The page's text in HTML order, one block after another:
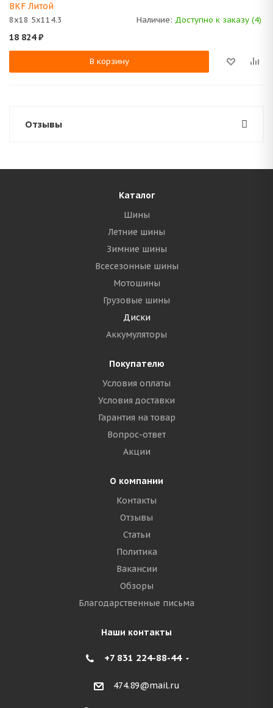
BKF Литой
8x18 5x114.3 Наличие: Доступно к заказу (4)
18 824₽
В корзину
Отзывы
Каталог
Шины
Летние шины
Зимние шины
Всесезонные шины
Мотошины
Грузовые шины
Диски
Аккумуляторы
Покупателю
Условия оплаты
Условия доставки
Гарантия на товар
Вопрос-ответ
Акции
О компании
Контакты
Отзывы
Статьи
Политика
Вакансии
Обзоры
Благодарственные письма
Наши контакты
+7 831 224-88-44
474.89@mail.ru